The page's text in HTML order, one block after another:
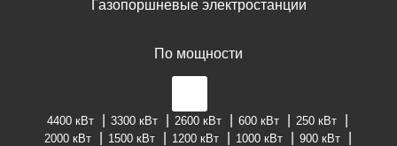
Газопоршневые электростанции
По мощности
4400 кВт 3300 кВт 2600 кВт 600 кВт
250 кВт
2000 кВт
1500 кВт 1200 кВт 1000 кВт
900 кВт